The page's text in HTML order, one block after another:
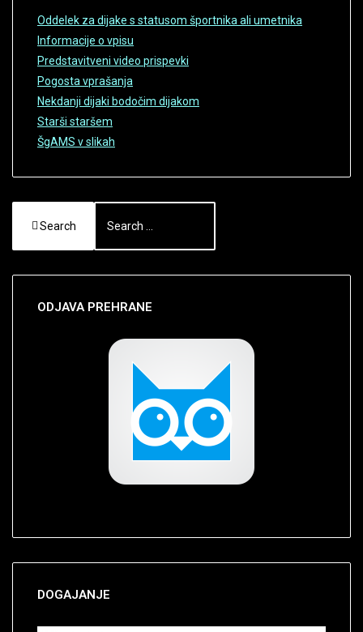
Oddelek za dijake s statusom športnika ali umetnika
Informacije o vpisu
Predstavitveni video prispevki
Pogosta vprašanja
Nekdanji dijaki bodočim dijakom
Starši staršem
ŠgAMS v slikah
Search
ODJAVAPREHRANE
DOGAJANJE